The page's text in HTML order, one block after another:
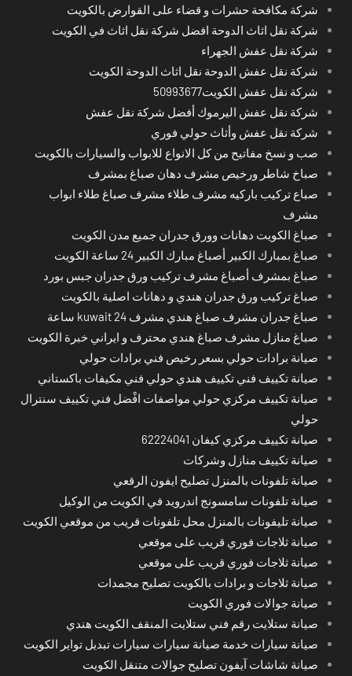
شركة مكافحة حشرات و قضاء على القوارض بالكويت
شركة نقل اثاث الدوحة افضل شركة نقل اثاث في الكويت
شركة نقل عفش الجهراء
شركة نقل عفش الدوحة نقل اثاث الدوحة الكويت
شركة نقل عفش الكويت50993677
شركة نقل عفش اليرموك أفضل شركة نقل عفش
شركة نقل عفش وأثاث حولي فوري
صب و نسخ مفاتيح من كل الانواع للابواب والسيارات بالكويت
صباخ شاطر ورخيص مشرف دهان صباغ بمشرف
صباع تركيب باركيه مشرف طلاء مشرف صباغ طلاء ابواب
مشرف
صباغ الكويت دهانات وورق جدران جميع مدن الكويت
صباغ بمبارك الكبير أصباغ مبارك الكبير 24 ساعة الكويت
صباغ بمشرف أصباغ مشرف تركيب ورق جدران جبس بورد
صباغ تركيب ورق جدران هندي و دهانات اصلية بالكويت
صباغ جدران مشرف صباغ هندي مشرف kuwait 24 ساعة
صباغ منازل مشرف صباغ هندي محترف و ايراني خبرة الكويت
صيانة برادات حولي بسعر رخيص فني برادات حولي
صيانة تكييف فني تكييف هندي حولي فني مكيفات باكستاني
صيانة تكييف مركزي حولي مواصفات افْضل فني تكييف سنترال
حولي
صيانة تكييف مركزي كيفان 62224041
صيانة تكييف منازل وشركات
صيانة تلفونات بالمنزل تصليح ايفون الرقعي
صيانة تلفونات سامسونج اندرويد في الكويت من الوكيل
صيانة تليفونات بالمنزل محل تلفونات قريب من موقعي الكويت
صيانة ثلاجات فوري قريب على موقعي
صيانة ثلاجات فوري قريب على موقعي
صيانة ثلاجات و برادات بالكويت تصليح مجمدات
صيانة جوالات فوري الكويت
صيانة ستلايت رقم فني ستلايت المنقف الكويت هندي
صيانة سيارات خدمة صيانة سيارات سيارات تبديل تواير الكويت
صيانة شاشات آيفون تصليح جوالات متنقل الكويت